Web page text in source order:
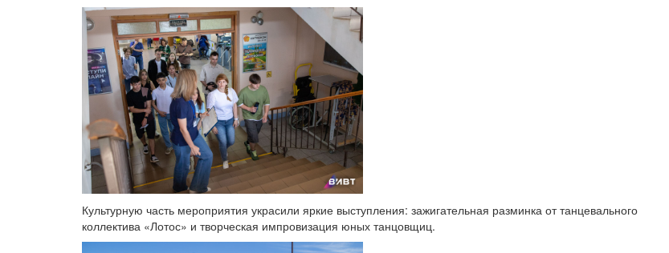
Культурную часть мероприятия украсили яркие выступления: зажигательная разминка от танцевального
коллектива «Лотос» и творческая импровизация юных танцовщиц.